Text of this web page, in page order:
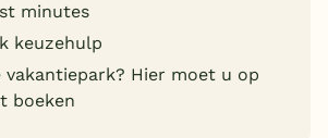
minutes
keuzehulp
Hier moet u op
boeken